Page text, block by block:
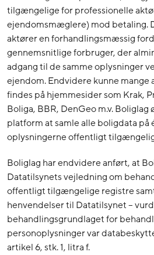
tilgængelige for professionelle
ejendomsmæglere) mod betaling.
aktører en forhandlingsmæssig
gennemsnitlige forbruger, der
adgang til de samme oplysninger
ejendom. Endvidere kunne mange
findes på hjemmesider som Krak,
Boliga, BBR, DenGeo m.v. Boliglag
platform at samle alle boligdata på
oplysningerne offentligt
Boliglag har endvidere anført, at
Datatilsynets vejledning om
offentligt tilgængelige registre
henvendelser til Datatilsynet –
behandlingsgrundlaget for
personoplysninger var
artikel 6, stk. 1, litra f.